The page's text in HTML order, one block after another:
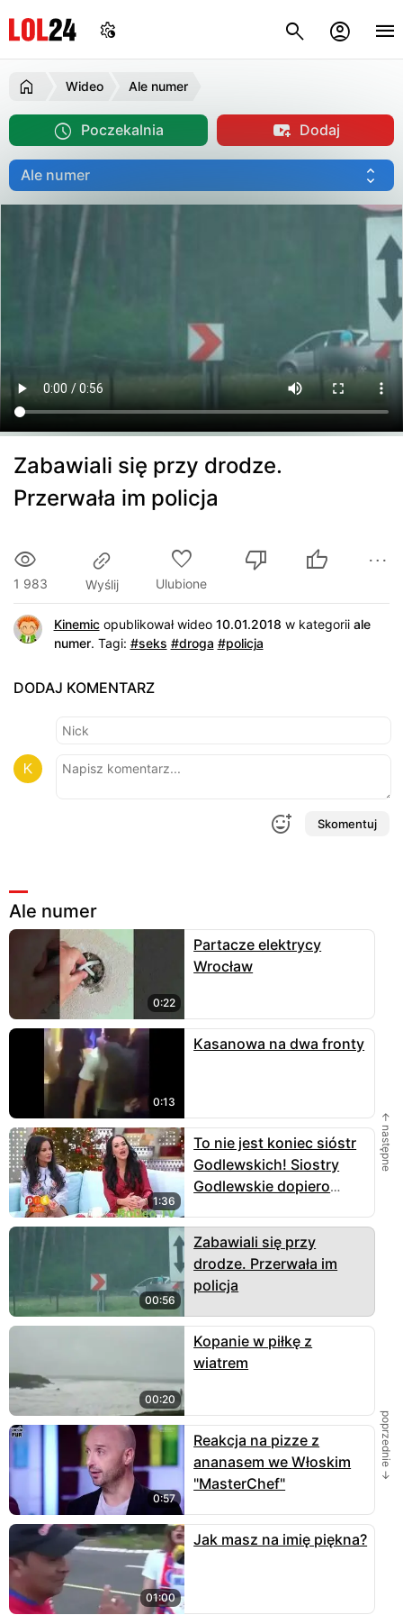
Wideo Ale numer
Poczekalnia Dodaj
Zabawiali się przy drodze.
Przerwała im policja
1 983 Wyślij Ulubione
Kinemicopublikował wideo 10.01.2018 w kategorii ale
numer. Tagi: #seks #droga #policja
DODAJ KOMENTARZ
Skomentuj
Ale numer
0:22
Partacze elektrycy
Wrocław
0:13
Kasanowa na dwa fronty
1:36
To nie jest koniec sióstr
Godlewskich! Siostry
Godlewskie dopiero
00:56
Zabawiali się przy
drodze. Przerwała im
policja
00:20
Kopanie w piłkę z
wiatrem
0:57
Reakcja na pizze z
ananasem we Włoskim
"MasterChef"
01:00
Jak masz na imię piękna?
← następne
poprzednie →